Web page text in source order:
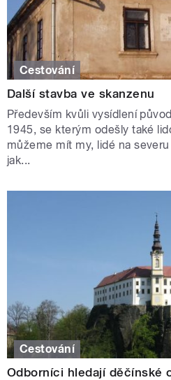
Cestování
Další stavba ve skanzenu
Především kvůli vysídlení
1945, se kterým odešly také
můžeme mít my, lidé na
jak...
Cestování
Odborníci hledají děčínské